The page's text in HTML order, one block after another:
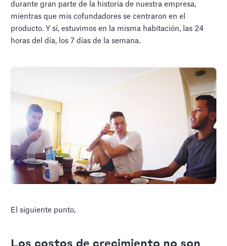
durante gran parte de la historia de nuestra empresa,
mientras que mis cofundadores se centraron en el
producto. Y sí, estuvimos en la misma habitación, las 24
horas del día, los 7 días de la semana.
El siguiente punto,